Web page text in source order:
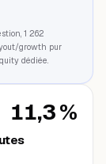
1 262
growth pur
dédiée.
11,3 %